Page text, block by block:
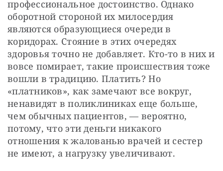
профессиональное достоинство. Однако
оборотной стороной их милосердия
являются образующиеся очереди в
коридорах. Стояние в этих очередях
здоровья точно не добавляет. Кто-то в них и
вовсе помирает, такие происшествия тоже
вошли в традицию. Платить? Но
«платников», как замечают все вокруг,
ненавидят в поликлиниках еще больше,
чем обычных пациентов, — вероятно,
потому, что эти деньги никакого
отношения к жалованью врачей и сестер
не имеют, а нагрузку увеличивают.